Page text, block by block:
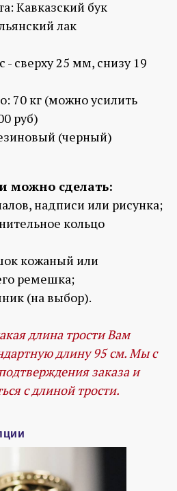
Кавказский бук
лак
сверху 25 мм, снизу 19
70 кг (можно усилить
руб)
(черный)
можно сделать:
надписи или рисунка;
кольцо
кожаный или
ремешка;
(на выбор).
длина трости Вам
длину 95 см. Мы с
заказа и
с длиной трости.